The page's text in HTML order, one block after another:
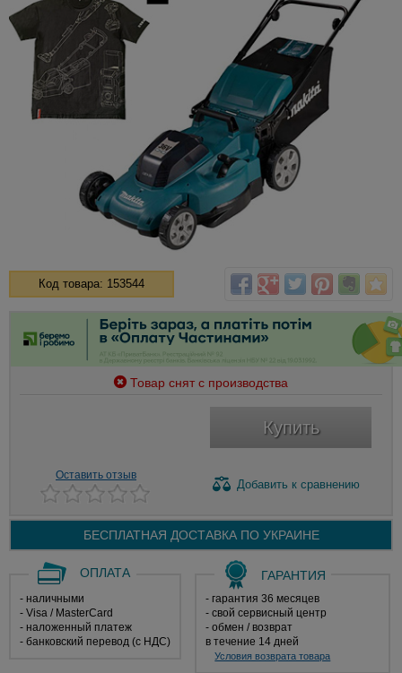
Код товара: 153544
Товар снят с производства
Купить
Оставить отзыв
Добавить к сравнению
БЕСПЛАТНАЯ ДОСТАВКА ПО УКРАИНЕ
ОПЛАТА
- наличными
- Visa / MasterCard
- наложенный платеж
- банковский перевод (с НДС)
ГАРАНТИЯ
- гарантия 36 месяцев
- свой сервисный центр
- обмен / возврат
в течение 14 дней
Условия возврата товара